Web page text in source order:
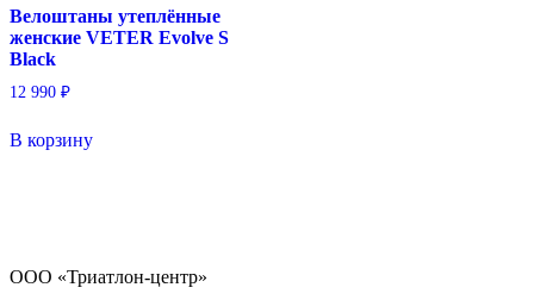
Велоштаны утеплённые
женские VETER Evolve S
Black
12 990 ₽
В корзину
ООО «Триатлон-центр»